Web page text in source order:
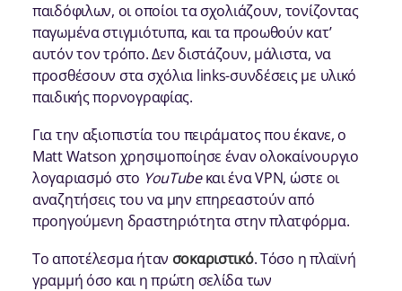
παιδόφιλων, οι οποίοι τα σχολιάζουν, τονίζοντας
παγωμένα στιγμιότυπα, και τα προωθούν κατ’
αυτόν τον τρόπο. Δεν διστάζουν, μάλιστα, να
προσθέσουν στα σχόλια links-συνδέσεις με υλικό
παιδικής πορνογραφίας.
Για την αξιοπιστία του πειράματος που έκανε, ο
Matt Watson χρησιμοποίησε έναν ολοκαίνουργιο
λογαριασμό στο YouTubeκαι ένα VPN, ώστε οι
αναζητήσεις του να μην επηρεαστούν από
προηγούμενη δραστηριότητα στην πλατφόρμα.
Το αποτέλεσμα ήταν σοκαριστικό. Τόσο η πλαϊνή
γραμμή όσο και η πρώτη σελίδα των